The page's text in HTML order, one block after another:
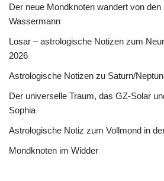
Der neue Mondknoten wandert von
Wassermann
Losar – astrologische Notizen zum
2026
Astrologische Notizen zu Saturn/Neptun
Der universelle Traum, das GZ-Solar
Sophia
Astrologische Notiz zum Vollmond in
Mondknoten im Widder